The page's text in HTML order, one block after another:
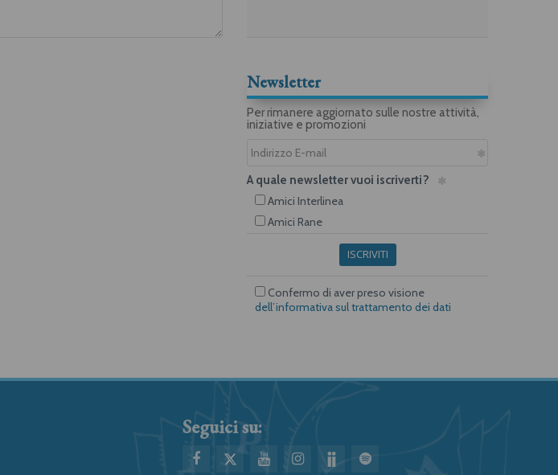
Newsletter
Per rimanere aggiornato sulle nostre attività,
iniziative e promozioni
A quale newsletter vuoi iscriverti?
Amici Interlinea
Amici Rane
ISCRIVITI
Confermo di aver preso visione
dell’informativa sul trattamento dei dati
Seguici su: